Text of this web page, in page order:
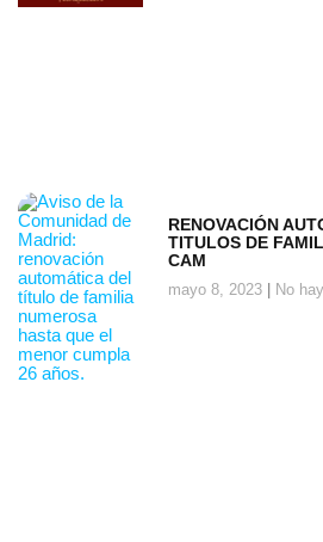
RENOVACIÓN
TITULOS DE
CAM
mayo 8, 2023 No